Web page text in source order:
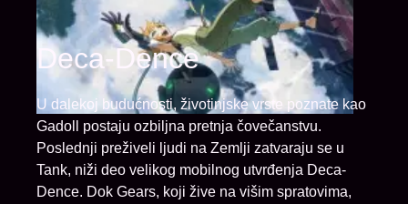
Deca-Dence
U dalekoj budućnosti, životinjske vrste poznate kao
Gadoll postaju ozbiljna pretnja čovečanstvu.
Poslednji preživeli ljudi na Zemlji zatvaraju se u
Tank, niži deo velikog mobilnog utvrđenja Deca-
Dence. Dok Gears, koji žive na višim spratovima,